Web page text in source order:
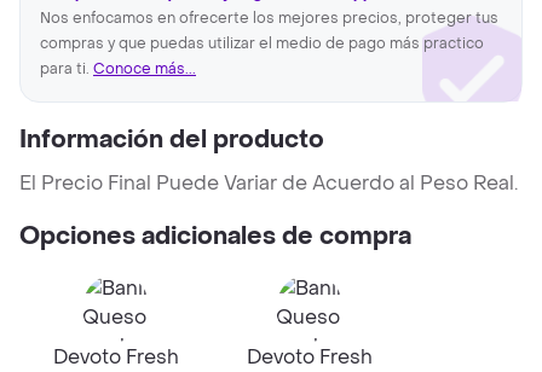
Nos enfocamos en ofrecerte los mejores precios, proteger tus
compras y que puedas utilizar el medio de pago más practico
para ti. Conoce más...
Información del producto
El Precio Final Puede Variar de Acuerdo al Peso Real.
Opciones adicionales de compra
Devoto Fresh
Devoto Fresh